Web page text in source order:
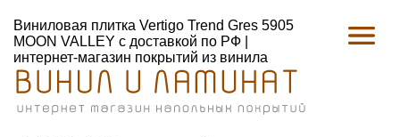
Виниловая плитка Vertigo Trend Gres 5905
MOON VALLEY с доставкой по РФ |
интернет-магазин покрытий из винила